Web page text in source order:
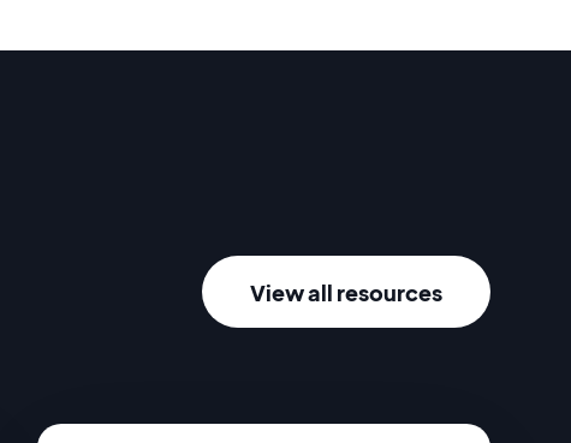
View all resources